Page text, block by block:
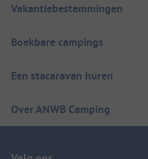
Vakantiebestemmingen
Boekbare campings
Een stacaravan huren
Over ANWB Camping